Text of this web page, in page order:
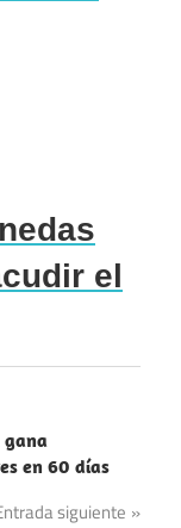
el
gana
en 60 días
siguiente